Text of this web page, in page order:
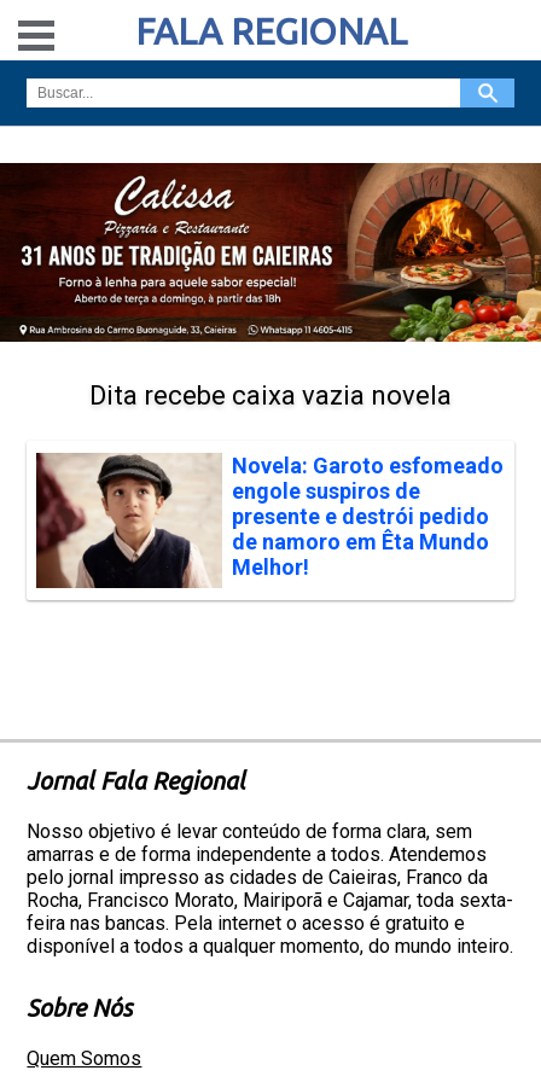
FALA REGIONAL
Dita recebe caixa vazia novela
Novela: Garoto esfomeado
engole suspiros de
presente e destrói pedido
de namoro em Êta Mundo
Melhor!
Jornal Fala Regional
Nosso objetivo é levar conteúdo de forma clara, sem
amarras e de forma independente a todos. Atendemos
pelo jornal impresso as cidades de Caieiras, Franco da
Rocha, Francisco Morato, Mairiporã e Cajamar, toda sexta-
feira nas bancas. Pela internet o acesso é gratuito e
disponível a todos a qualquer momento, do mundo inteiro.
Sobre Nós
Quem Somos